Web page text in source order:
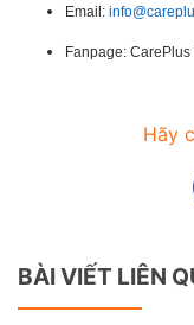
Email:
Fanpage:
Hãy
BÀI VIẾT LIÊN